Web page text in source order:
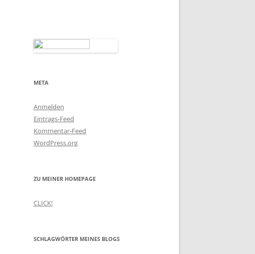
META
Anmelden
Eintrags-Feed
Kommentar-Feed
WordPress.org
ZU MEINER HOMEPAGE
CLICK!
SCHLAGWÖRTER MEINES BLOGS